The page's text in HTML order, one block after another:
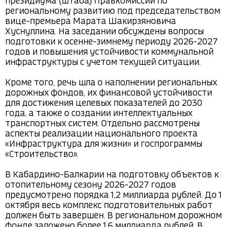
региональному развитию под председательством
вице-премьера Марата Шакирзяновича
Хуснуллина. На заседании обсуждены вопросы
подготовки к осенне-зимнему периоду 2026-2027
годов и повышения устойчивости коммунальной
инфраструктуры с учетом текущей ситуации.
Кроме того, речь шла о наполнении региональных
дорожных фондов, их финансовой устойчивости
для достижения целевых показателей до 2030
года, а также о создании интеллектуальных
транспортных систем. Отдельно рассмотрены
аспекты реализации национального проекта
«Инфраструктура для жизни» и госпрограммы
«Строительство».
В Кабардино-Балкарии на подготовку объектов к
отопительному сезону 2026-2027 годов
предусмотрено порядка 1,2 миллиарда рублей. До 1
октября весь комплекс подготовительных работ
должен быть завершен. В региональном дорожном